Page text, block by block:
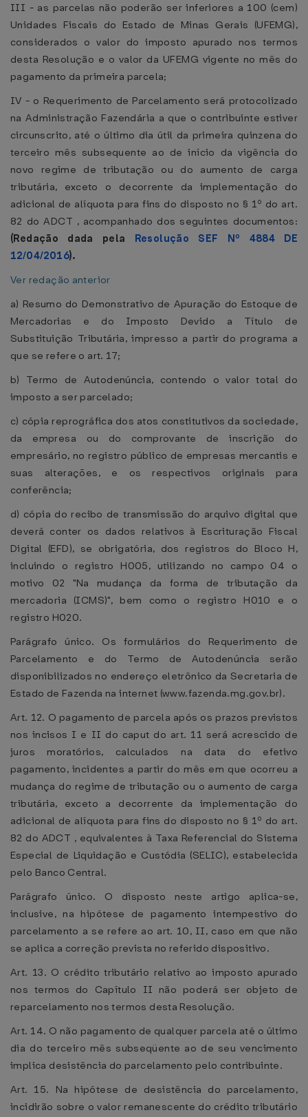
III - as parcelas não poderão ser inferiores a 100 (cem)
Unidades Fiscais do Estado de Minas Gerais (UFEMG),
considerados o valor do imposto apurado nos termos
desta Resolução e o valor da UFEMG vigente no mês do
pagamento da primeira parcela;
IV - o Requerimento de Parcelamento será protocolizado
na Administração Fazendária a que o contribuinte estiver
circunscrito, até o último dia útil da primeira quinzena do
terceiro mês subsequente ao de início da vigência do
novo regime de tributação ou do aumento de carga
tributária, exceto o decorrente da implementação do
adicional de alíquota para fins do disposto no § 1º do art.
82 do ADCT , acompanhado dos seguintes documentos:
(Redação dada pela Resolução SEF Nº 4884 DE
12/04/2016).
Ver redação anterior
a) Resumo do Demonstrativo de Apuração do Estoque de
Mercadorias e do Imposto Devido a Título de
Substituição Tributária, impresso a partir do programa a
que se refere o art. 17;
b) Termo de Autodenúncia, contendo o valor total do
imposto a ser parcelado;
c) cópia reprográfica dos atos constitutivos da sociedade,
da empresa ou do comprovante de inscrição do
empresário, no registro público de empresas mercantis e
suas alterações, e os respectivos originais para
conferência;
d) cópia do recibo de transmissão do arquivo digital que
deverá conter os dados relativos à Escrituração Fiscal
Digital (EFD), se obrigatória, dos registros do Bloco H,
incluindo o registro H005, utilizando no campo 04 o
motivo 02 "Na mudança da forma de tributação da
mercadoria (ICMS)", bem como o registro H010 e o
registro H020.
Parágrafo único. Os formulários do Requerimento de
Parcelamento e do Termo de Autodenúncia serão
disponibilizados no endereço eletrônico da Secretaria de
Estado de Fazenda na internet (www.fazenda.mg.gov.br).
Art. 12. O pagamento de parcela após os prazos previstos
nos incisos I e II do caput do art. 11 será acrescido de
juros moratórios, calculados na data do efetivo
pagamento, incidentes a partir do mês em que ocorreu a
mudança do regime de tributação ou o aumento de carga
tributária, exceto a decorrente da implementação do
adicional de alíquota para fins do disposto no § 1º do art.
82 do ADCT , equivalentes à Taxa Referencial do Sistema
Especial de Liquidação e Custódia (SELIC), estabelecida
pelo Banco Central.
Parágrafo único. O disposto neste artigo aplica-se,
inclusive, na hipótese de pagamento intempestivo do
parcelamento a se refere ao art. 10, II, caso em que não
se aplica a correção prevista no referido dispositivo.
Art. 13. O crédito tributário relativo ao imposto apurado
nos termos do Capítulo II não poderá ser objeto de
reparcelamento nos termos desta Resolução.
Art. 14. O não pagamento de qualquer parcela até o último
dia do terceiro mês subseqüente ao de seu vencimento
implica desistência do parcelamento pelo contribuinte.
Art. 15. Na hipótese de desistência do parcelamento,
incidirão sobre o valor remanescente do crédito tributário